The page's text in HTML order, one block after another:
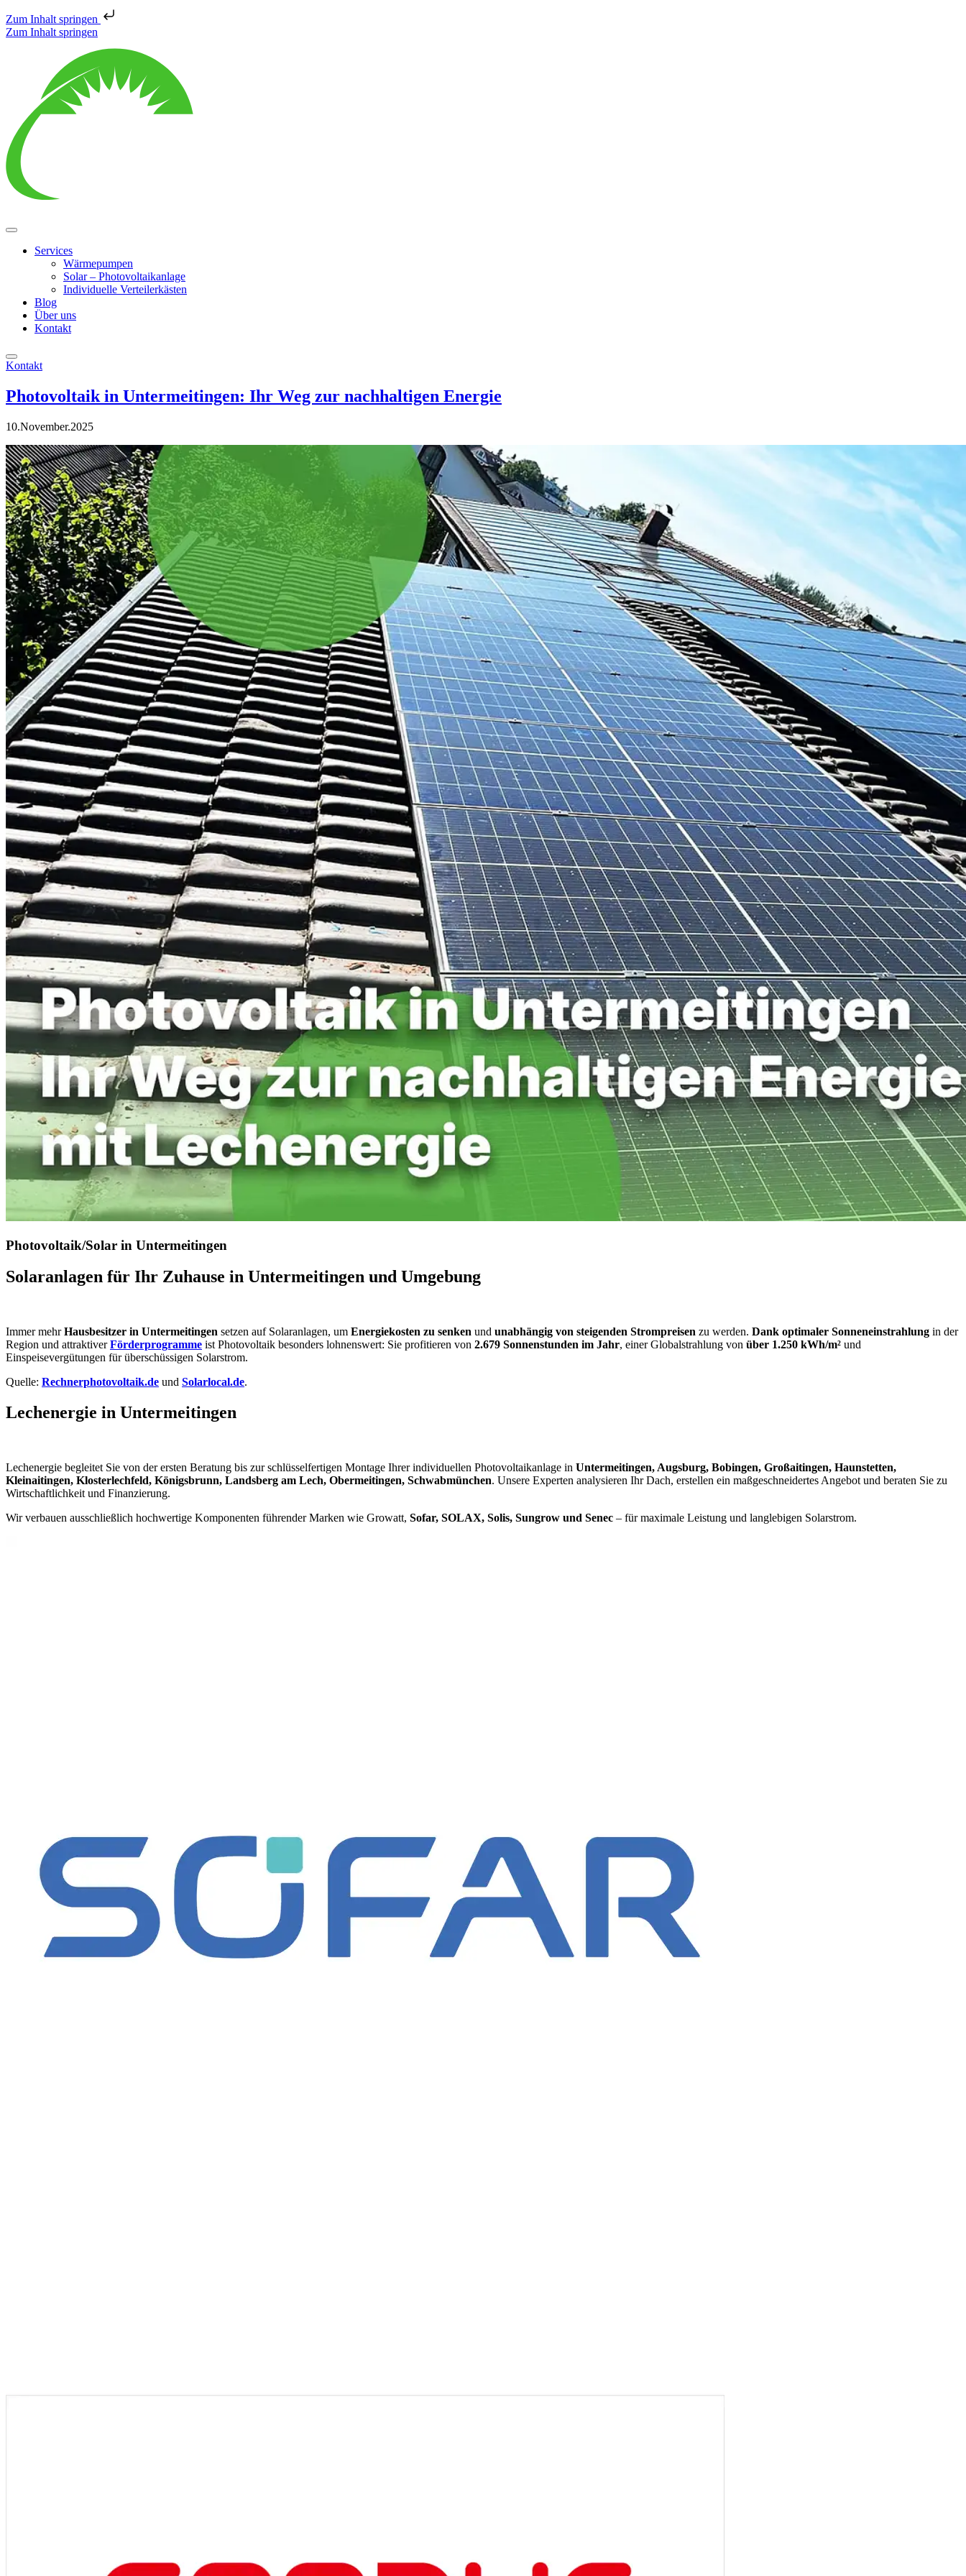
Zum Inhalt springen
Zum Inhalt springen
Services
Wärmepumpen
Solar – Photovoltaikanlage
Individuelle Verteilerkästen
Blog
Über uns
Kontakt
Kontakt
Photovoltaik in Untermeitingen: Ihr Weg zur nachhaltigen Energie
10.November.2025
Photovoltaik/Solar in Untermeitingen
Solaranlagen für Ihr Zuhause in Untermeitingen und Umgebung
Immer mehrHausbesitzer in Untermeitingen setzen auf Solaranlagen, um Energiekosten zu senken und unabhängig von steigenden Strompreisen zu werden. Dank optimaler Sonneneinstrahlung in der
Region und attraktiverFörderprogramme ist Photovoltaik besonders lohnenswert: Sie profitieren von 2.679 Sonnenstunden im Jahr, einer Globalstrahlung von über 1.250 kWh/m² und
Einspeisevergütungen für überschüssigen Solarstrom.
Quelle: Rechnerphotovoltaik.de und Solarlocal.de.
Lechenergie in Untermeitingen
Lechenergie begleitet Sie von der ersten Beratung bis zur schlüsselfertigen Montage Ihrer individuellen Photovoltaikanlage in Untermeitingen, Augsburg, Bobingen, Großaitingen, Haunstetten,
Kleinaitingen, Klosterlechfeld, Königsbrunn, Landsberg am Lech, Obermeitingen, Schwabmünchen. Unsere Experten analysieren Ihr Dach, erstellen ein maßgeschneidertes Angebot und beraten Sie zu
Wirtschaftlichkeit und Finanzierung.
Wir verbauen ausschließlich hochwertige Komponenten führender Marken wie Growatt, Sofar, SOLAX, Solis, Sungrow und Senec – für maximale Leistung und langlebigen Solarstrom.